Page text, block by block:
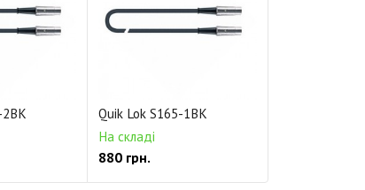
Quik Lok S165-1BK
На складі
880 грн.